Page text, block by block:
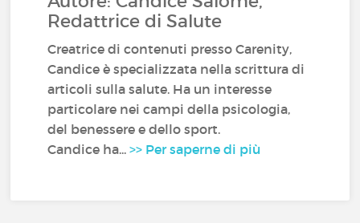
Redattrice di Salute
Creatrice di contenuti presso Carenity,
Candice è specializzata nella scrittura di
articoli sulla salute. Ha un interesse
particolare nei campi della psicologia,
del benessere e dello sport.
Candice ha...>> Per saperne di più